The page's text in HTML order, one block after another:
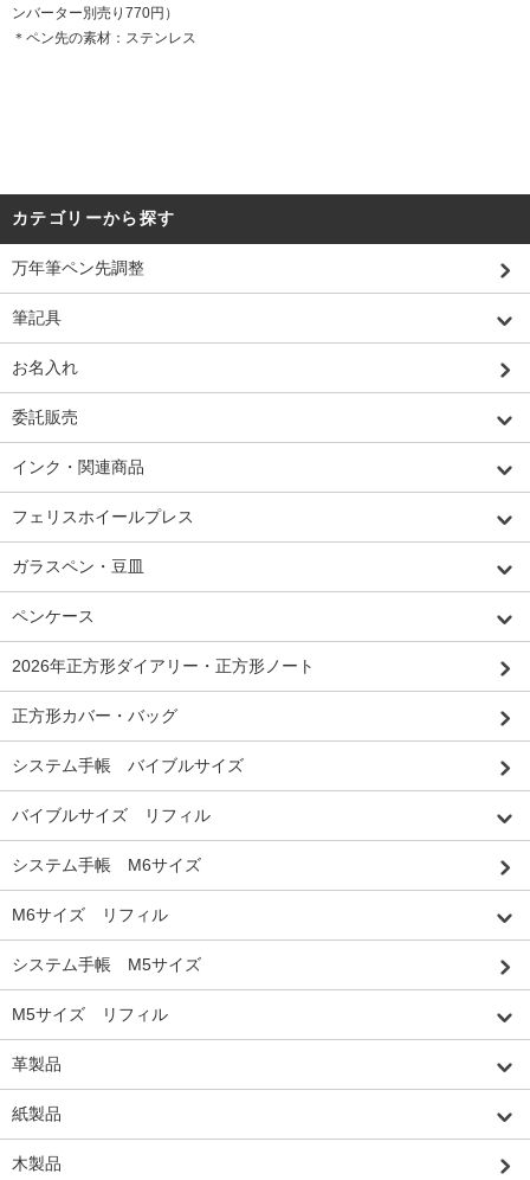
ンバーター別売り770円）
＊ペン先の素材：ステンレス
カテゴリーから探す
万年筆ペン先調整
筆記具
お名入れ
委託販売
インク・関連商品
フェリスホイールプレス
ガラスペン・豆皿
ペンケース
2026年正方形ダイアリー・正方形ノート
正方形カバー・バッグ
システム手帳 バイブルサイズ
バイブルサイズ リフィル
システム手帳 M6サイズ
M6サイズ リフィル
システム手帳 M5サイズ
M5サイズ リフィル
革製品
紙製品
木製品